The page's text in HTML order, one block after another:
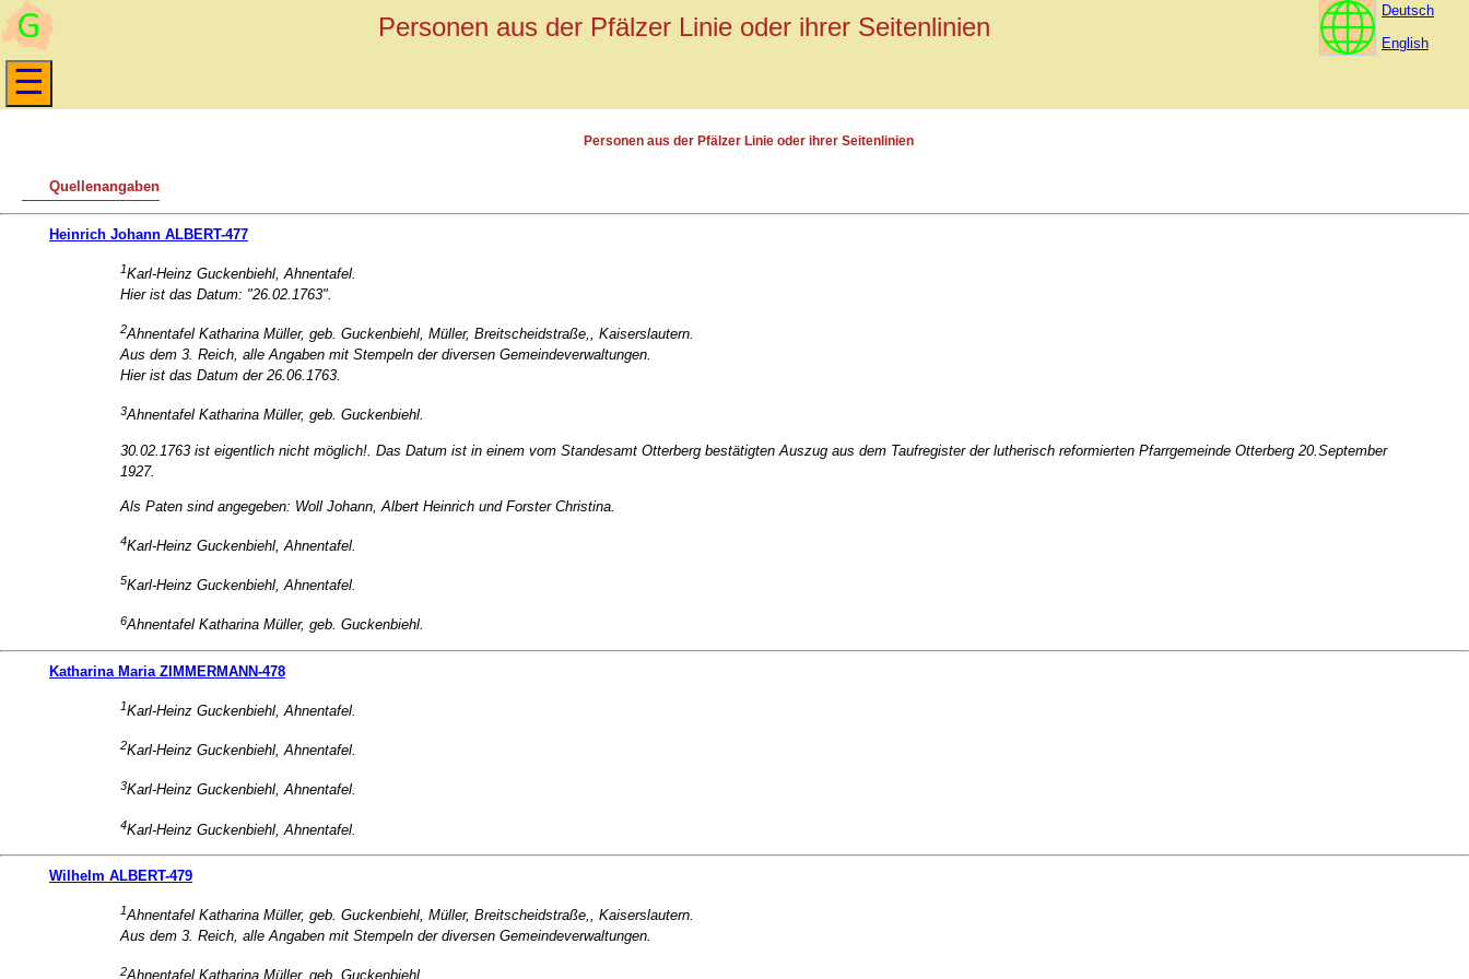
Personen aus der Pfälzer Linie oder ihrer Seitenlinien
Deutsch
English
Personen aus der Pfälzer Linie oder ihrer Seitenlinien
Quellenangaben
Heinrich Johann ALBERT-477
1Karl-Heinz Guckenbiehl, Ahnentafel.
Hier ist das Datum: "26.02.1763".
2Ahnentafel Katharina Müller, geb. Guckenbiehl, Müller, Breitscheidstraße,, Kaiserslautern.
Aus dem 3. Reich, alle Angaben mit Stempeln der diversen Gemeindeverwaltungen.
Hier ist das Datum der 26.06.1763.
3Ahnentafel Katharina Müller, geb. Guckenbiehl.
30.02.1763 ist eigentlich nicht möglich!. Das Datum ist in einem vom Standesamt Otterberg bestätigten Auszug aus dem Taufregister der lutherisch reformierten Pfarrgemeinde Otterberg 20.September
1927.
Als Paten sind angegeben: Woll Johann, Albert Heinrich und Forster Christina.
4Karl-Heinz Guckenbiehl, Ahnentafel.
5Karl-Heinz Guckenbiehl, Ahnentafel.
6Ahnentafel Katharina Müller, geb. Guckenbiehl.
Katharina Maria ZIMMERMANN-478
1Karl-Heinz Guckenbiehl, Ahnentafel.
2Karl-Heinz Guckenbiehl, Ahnentafel.
3Karl-Heinz Guckenbiehl, Ahnentafel.
4Karl-Heinz Guckenbiehl, Ahnentafel.
Wilhelm ALBERT-479
1Ahnentafel Katharina Müller, geb. Guckenbiehl, Müller, Breitscheidstraße,, Kaiserslautern.
Aus dem 3. Reich, alle Angaben mit Stempeln der diversen Gemeindeverwaltungen.
2